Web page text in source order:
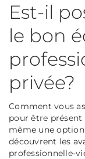
Est-il
le bon
privée?
Comment vous
pour être présent
même une
découvrent les
professionnelle-